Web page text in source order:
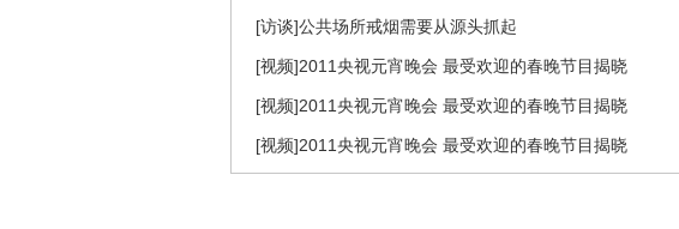
[访谈]公共场所戒烟需要从源头抓起
[视频]2011央视元宵晚会 最受欢迎的春晚节目揭晓
[视频]2011央视元宵晚会 最受欢迎的春晚节目揭晓
[视频]2011央视元宵晚会 最受欢迎的春晚节目揭晓